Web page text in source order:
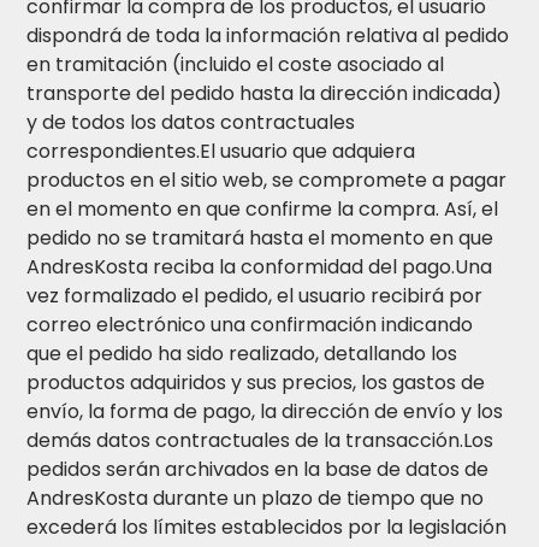
confirmar la compra de los productos, el usuario
dispondrá de toda la información relativa al pedido
en tramitación (incluido el coste asociado al
transporte del pedido hasta la dirección indicada)
y de todos los datos contractuales
correspondientes.El usuario que adquiera
productos en el sitio web, se compromete a pagar
en el momento en que confirme la compra. Así, el
pedido no se tramitará hasta el momento en que
AndresKosta reciba la conformidad del pago.Una
vez formalizado el pedido, el usuario recibirá por
correo electrónico una confirmación indicando
que el pedido ha sido realizado, detallando los
productos adquiridos y sus precios, los gastos de
envío, la forma de pago, la dirección de envío y los
demás datos contractuales de la transacción.Los
pedidos serán archivados en la base de datos de
AndresKosta durante un plazo de tiempo que no
excederá los límites establecidos por la legislación